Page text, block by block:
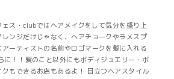
ス・clubではヘアメイクをして気分を盛り上
ンジだけじゃなく、ヘアチョークやラメスプ
ーティストの名前やロゴマークを髪に入れる
！！髪のこと以外にもボディジュエリー・ボ
もできるお店もあるよ！ 目立つヘアスタイル